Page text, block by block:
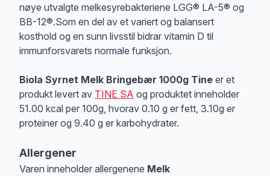
nøye utvalgte melkesyrebakteriene LGG® LA-5® og
BB-12®.Som en del av et variert og balansert
kosthold og en sunn livsstil bidrar vitamin D til
immunforsvarets normale funksjon.
Biola Syrnet Melk Bringebær 1000g Tine er et
produkt levert av TINE SA og produktet inneholder
51.00 kcal per 100g, hvorav 0.10 g er fett, 3.10g er
proteiner og 9.40 g er karbohydrater.
Allergener
Varen inneholder allergenene Melk